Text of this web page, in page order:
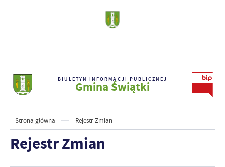
BIULETYN INFORMACJI PUBLICZNEJ
Gmina Świątki
Strona główna Rejestr Zmian
Rejestr Zmian